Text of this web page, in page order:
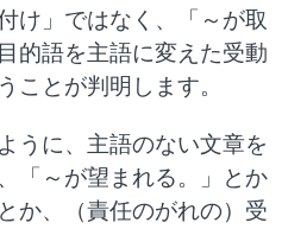
け」ではなく、「～が取
的語を主語に変えた受動
ことが判明します。
うに、主語のない文章を
「～が望まれる。」とか
か、（責任のがれの）受